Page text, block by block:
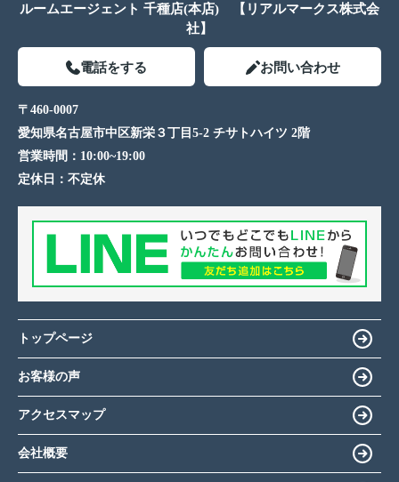
ルームエージェント 千種店(本店) 【リアルマークス株式会
社】
電話をする お問い合わせ
〒460-0007
愛知県名古屋市中区新栄３丁目5-2 チサトハイツ 2階
営業時間： 10:00~19:00
定休日： 不定休
トップページ
お客様の声
アクセスマップ
会社概要